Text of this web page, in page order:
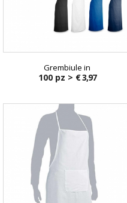
Grembiule in
100 pz > € 3,97